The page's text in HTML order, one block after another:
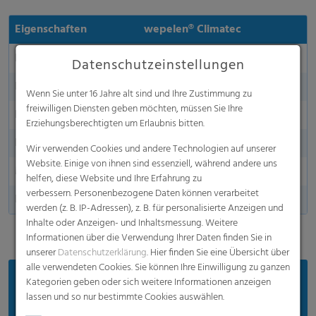
Eigenschaften
wepelen® Climatec
Transparent
Länge in m
100 – 1000 m aufgerollt
Breite in m
10.50 - 16,00 m
Dicke
40 µm, 50 µm, 80 µm
Made in Germany
Lochung
25 - 1000 Löcher/m2
Vorteile
Datenschutzeinstellungen
Wenn Sie unter 16 Jahre alt sind und Ihre Zustimmung zu
freiwilligen Diensten geben möchten, müssen Sie Ihre
Erziehungsberechtigten um Erlaubnis bitten.
Wir verwenden Cookies und andere Technologien auf unserer
Website. Einige von ihnen sind essenziell, während andere uns
helfen, diese Website und Ihre Erfahrung zu
verbessern. Personenbezogene Daten können verarbeitet
werden (z. B. IP-Adressen), z. B. für personalisierte Anzeigen und
Inhalte oder Anzeigen- und Inhaltsmessung. Weitere
Informationen über die Verwendung Ihrer Daten finden Sie in
unsererDatenschutzerklärung. Hier finden Sie eine Übersicht über
alle verwendeten Cookies. Sie können Ihre Einwilligung zu ganzen
Kategorien geben oder sich weitere Informationen anzeigen
lassen und so nur bestimmte Cookies auswählen.